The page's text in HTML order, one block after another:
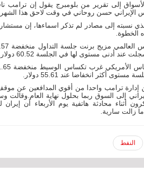
إلى تقرير من بلومبرج يقول إن ترامب
الإيراني حسن روحاني في وقت لاحق هذا الشهر.
نسبته إلى مصادر لم تذكر اسماءها، إن
الخطوة.
عند أدنى مستوى لها في الجلسة 60.52 دولار.
أكثر انخفاضا عند 55.61 دولار.
إدارة ترامب واحدا من أقوي المدافعين عن
إلى السوق ربما بحلول نهاية العام.وقالت
أثناء محادثة هاتفية يوم الأربعاء أن
زالت سارية.
النفط